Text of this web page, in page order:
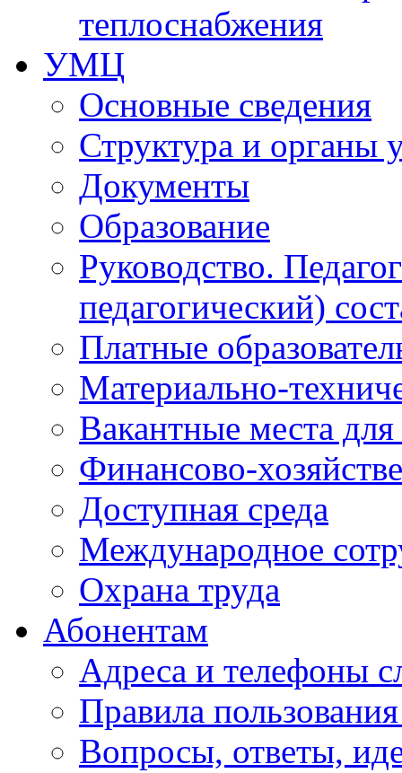
теплоснабжения
УМЦ
Основные сведения
Структура и органы
Документы
Образование
Руководство.
педагогический)
Платные
Материально-
Вакантные места
Финансово-
Доступная среда
Международное
Охрана труда
Абонентам
Адреса и телефоны
Правила
Вопросы, ответы,